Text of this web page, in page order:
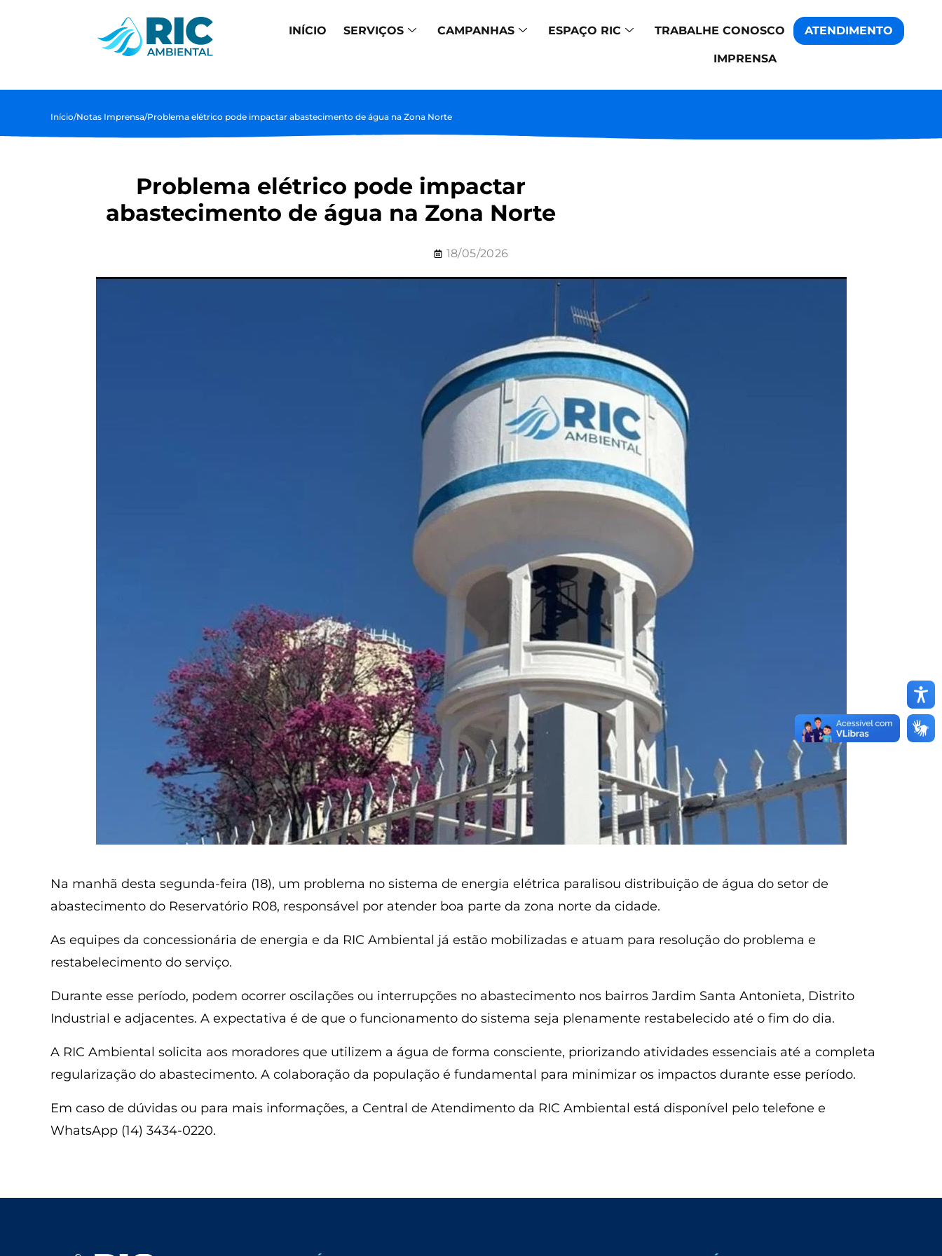
INÍCIO SERVIÇOS CAMPANHAS ESPAÇO RIC TRABALHE CONOSCO
IMPRENSA
ATENDIMENTO
Início/Notas Imprensa/Problema elétrico pode impactar abastecimento de água na Zona Norte
Problema elétrico pode impactar
abastecimento de água na Zona Norte
18/05/2026
Na manhã desta segunda-feira (18), um problema no sistema de energia elétrica paralisou distribuição de água do setor de
abastecimento do Reservatório R08, responsável por atender boa parte da zona norte da cidade.
As equipes da concessionária de energia e da RIC Ambiental já estão mobilizadas e atuam para resolução do problema e
restabelecimento do serviço.
Durante esse período, podem ocorrer oscilações ou interrupções no abastecimento nos bairros Jardim Santa Antonieta, Distrito
Industrial e adjacentes. A expectativa é de que o funcionamento do sistema seja plenamente restabelecido até o fim do dia.
A RIC Ambiental solicita aos moradores que utilizem a água de forma consciente, priorizando atividades essenciais até a completa
regularização do abastecimento. A colaboração da população é fundamental para minimizar os impactos durante esse período.
Em caso de dúvidas ou para mais informações, a Central de Atendimento da RIC Ambiental está disponível pelo telefone e
WhatsApp (14) 3434-0220.